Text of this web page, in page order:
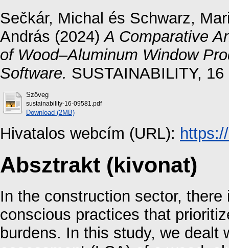
Sečkár, Michal és Schwarz,
András (2024)A Comparative
of Wood–Aluminum Window
Software. SUSTAINABILITY,
Szöveg
sustainability-16-09581.pdf
Download (2MB)
Hivatalos webcím (URL):
Absztrakt (kivonat)
In the construction sector,
conscious practices that
burdens. In this study, we dealt